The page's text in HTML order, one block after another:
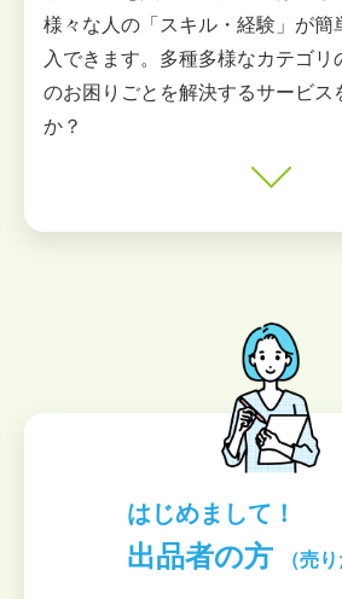
様々な人の「スキル・経験」が簡
入できます。多種多様なカテゴリ
のお困りごとを解決するサービス
か？
はじめまして！
出品者の方 （売